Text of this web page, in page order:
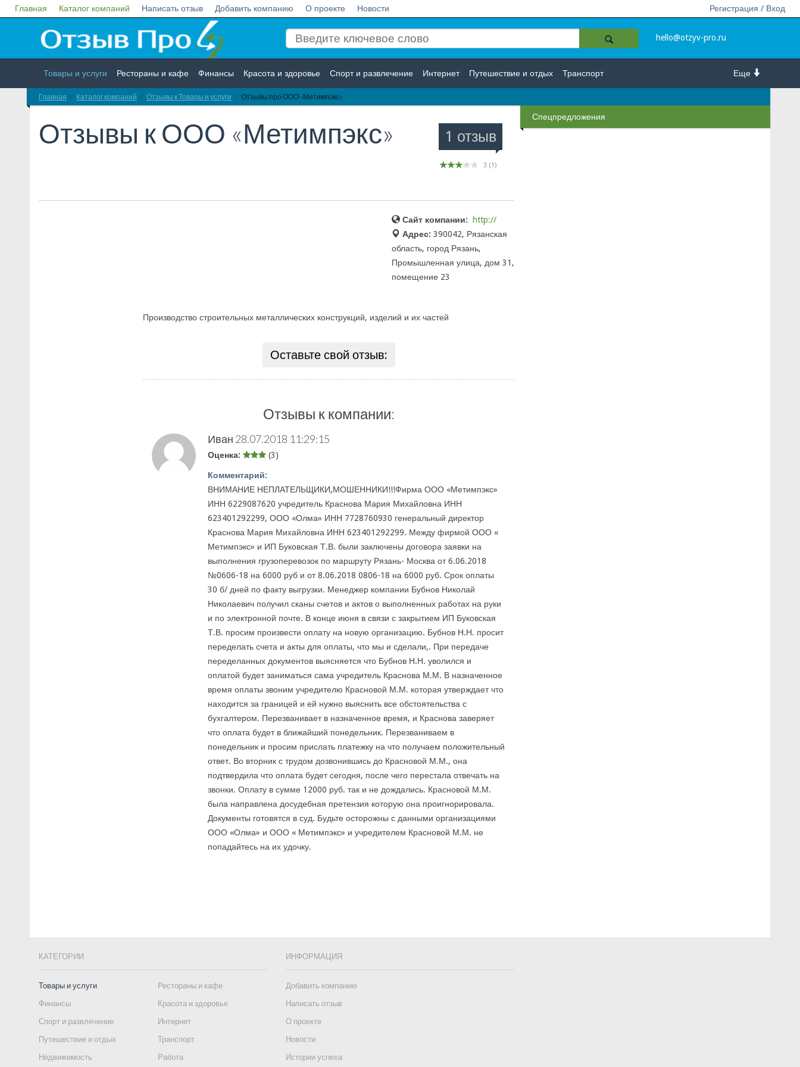
Главная Каталог компаний Написать отзыв Добавить компанию О проекте Новости Регистрация / Вход
hello@otzyv-pro.ru
Еще
Товары и услуги Рестораны и кафе Финансы Красота и здоровье Спорт и развлечение Интернет Путешествие и отдых Транспорт
Недвижимость Работа Гос. учреждения Личности Логистика
Главная Каталог компаний Отзывы к Товары и услуги Отзывы про ООО «Метимпэкс»
1 отзыв
3 (1)
Отзывы к ООО «Метимпэкс»
Сайт компании:
http://
Адрес: 390042, Рязанская
область, город Рязань,
Промышленная улица, дом 31,
помещение 23
Производство строительных металлических конструкций, изделий и их частей
Оставьте свой отзыв:
Отзывы к компании:
Иван 28.07.2018 11:29:15
Оценка: (3)
Комментарий:
ВНИМАНИЕ НЕПЛАТЕЛЬЩИКИ,МОШЕННИКИ!!!Фирма ООО «Метимпэкс»
ИНН 6229087620 учредитель Краснова Мария Михайловна ИНН
623401292299, ООО «Олма» ИНН 7728760930 генеральный директор
Краснова Мария Михайловна ИНН 623401292299. Между фирмой ООО «
Метимпэкс» и ИП Буковская Т.В. были заключены договора заявки на
выполнения грузоперевозок по маршруту Рязань- Москва от 6.06.2018
№0606-18 на 6000 руб и от 8.06.2018 0806-18 на 6000 руб. Срок оплаты
30 б/ дней по факту выгрузки. Менеджер компании Бубнов Николай
Николаевич получил сканы счетов и актов о выполненных работах на руки
и по электронной почте. В конце июня в связи с закрытием ИП Буковская
Т.В. просим произвести оплату на новую организацию. Бубнов Н.Н. просит
переделать счета и акты для оплаты, что мы и сделали,. При передаче
переделанных документов выясняется что Бубнов Н.Н. уволился и
оплатой будет заниматься сама учредитель Краснова М.М. В назначенное
время оплаты звоним учредителю Красновой М.М. которая утверждает что
находится за границей и ей нужно выяснить все обстоятельства с
бухгалтером. Перезванивает в назначенное время, и Краснова заверяет
что оплата будет в ближайший понедельник. Перезваниваем в
понедельник и просим прислать платежку на что получаем положительный
ответ. Во вторник с трудом дозвонившись до Красновой М.М., она
подтвердила что оплата будет сегодня, после чего перестала отвечать на
звонки. Оплату в сумме 12000 руб. так и не дождались. Красновой М.М.
была направлена досудебная претензия которую она проигнорировала.
Документы готовятся в суд. Будьте осторожны с данными организациями
ООО «Олма» и ООО « Метимпэкс» и учредителем Красновой М.М. не
попадайтесь на их удочку.
Спецпредложения
КАТЕГОРИИ
Товары и услуги
Рестораны и кафе
Финансы
Красота и здоровье
Спорт и развлечение
Интернет
Путешествие и отдых
Транспорт
Недвижимость
Работа
ИНФОРМАЦИЯ
Добавить компанию
Написать отзыв
О проекте
Новости
Истории успеха